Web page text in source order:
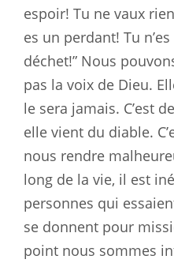
espoir! Tu ne vaux
es un perdant! Tu
déchet!” Nous
pas la voix de Dieu.
le sera jamais. C’est
elle vient du diable.
nous rendre
long de la vie, il est
personnes qui
se donnent pour
point nous sommes